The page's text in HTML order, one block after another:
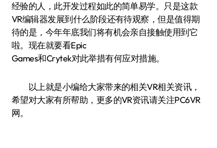
经验的人，此开发过程如此的简单易学。只是这款
VR编辑器发展到什么阶段还有待观察，但是值得期
待的是，今年年底我们将有机会亲自接触使用到它
啦。现在就要看Epic
Games和Crytek对此举措有何应对措施。
以上就是小编给大家带来的相关VR相关资讯，
希望对大家有所帮助，更多的VR资讯请关注PC6VR
网。